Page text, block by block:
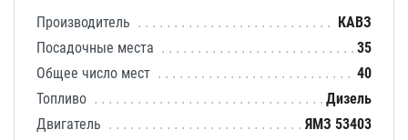
Производитель
КАВЗ
Посадочные места
35
Общее число мест
40
Топливо
Дизель
Двигатель
ЯМЗ 53403